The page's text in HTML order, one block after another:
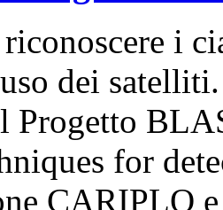
riconoscere i
dei
Progetto
for
CARIPLO